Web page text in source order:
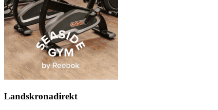
Landskronadirekt